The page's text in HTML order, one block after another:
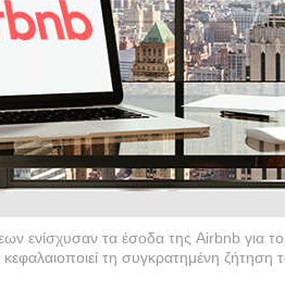
ενίσχυσαν τα έσοδα της Airbnb για
τη συγκρατημένη